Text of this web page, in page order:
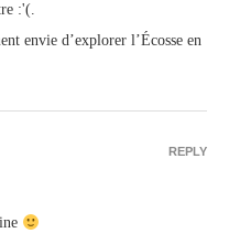
:'(.
envie d’explorer l’Écosse en
REPLY